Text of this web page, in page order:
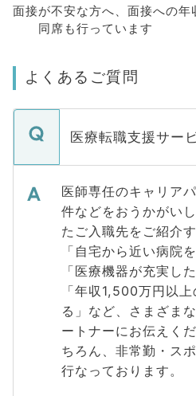
面接が不安な方へ、 面接への
同席も行っています
年
よくあるご質問
医療転職支援サー
医師専任のキャリア
件などをおうかがい
たご入職先をご紹介
「自宅から近い病院
「医療機器が充実し
「年収1,500万円以
る」など、さまざま
ートナーにお伝えく
ちろん、非常勤・ス
行なっております。